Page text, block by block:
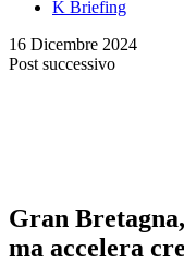
K Briefing
16 Dicembre 2024
Post successivo
Gran
ma accelera